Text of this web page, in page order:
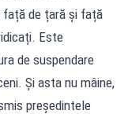
față de țară și față
Este
de suspendare
Și asta nu mâine,
președintele